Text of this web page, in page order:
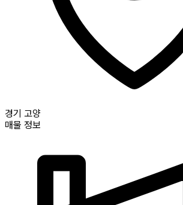
경기 고양
매물 정보